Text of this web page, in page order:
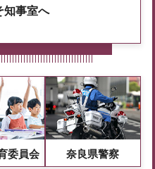
知事室へ
委員会 奈良県警察